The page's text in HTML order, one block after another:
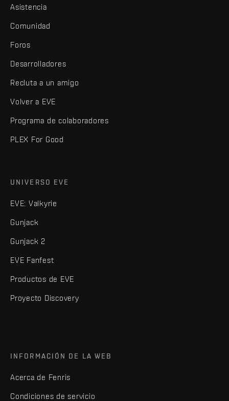
Asistencia
Comunidad
Foros
Desarrolladores
Recluta a un amigo
Volver a EVE
Programa de colaboradores
PLEX For Good
UNIVERSO EVE
EVE: Valkyrie
Gunjack
Gunjack 2
EVE Fanfest
Productos de EVE
Proyecto Discovery
INFORMACIÓN DE LA WEB
Acerca de Fenris
Condiciones de servicio